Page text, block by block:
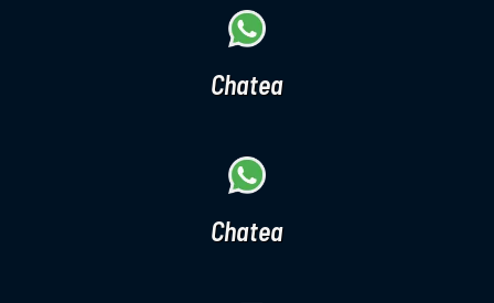
Chatea
Chatea